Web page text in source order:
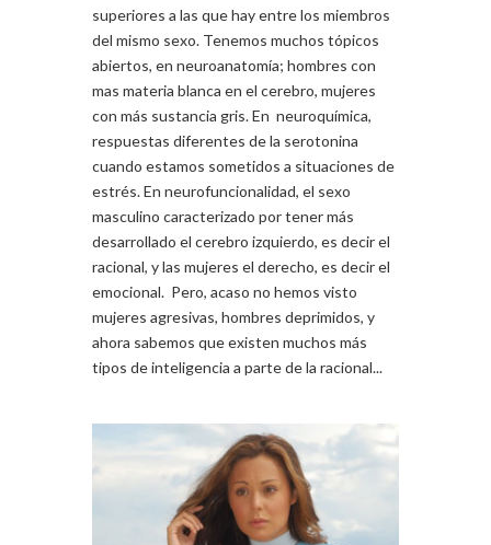
superiores a las que hay entre los miembros
del mismo sexo. Tenemos muchos tópicos
abiertos, en neuroanatomía; hombres con
mas materia blanca en el cerebro, mujeres
con más sustancia gris. En neuroquímica,
respuestas diferentes de la serotonina
cuando estamos sometidos a situaciones de
estrés. En neurofuncionalidad, el sexo
masculino caracterizado por tener más
desarrollado el cerebro izquierdo, es decir el
racional, y las mujeres el derecho, es decir el
emocional. Pero, acaso no hemos visto
mujeres agresivas, hombres deprimidos, y
ahora sabemos que existen muchos más
tipos de inteligencia a parte de la racional...